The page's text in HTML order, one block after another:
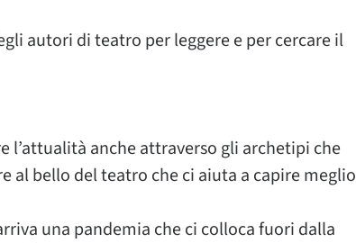
autori di teatro per leggere e per cercare il
l’attualità anche attraverso gli archetipi che
al bello del teatro che ci aiuta a capire meglio
una pandemia che ci colloca fuori dalla